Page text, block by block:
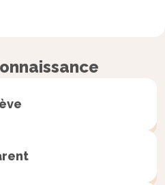
les valeurs de $x$